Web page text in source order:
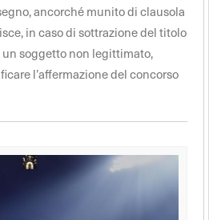
ancorché munito di clausola
in caso di sottrazione del titolo
soggetto non legittimato,
l’affermazione del concorso